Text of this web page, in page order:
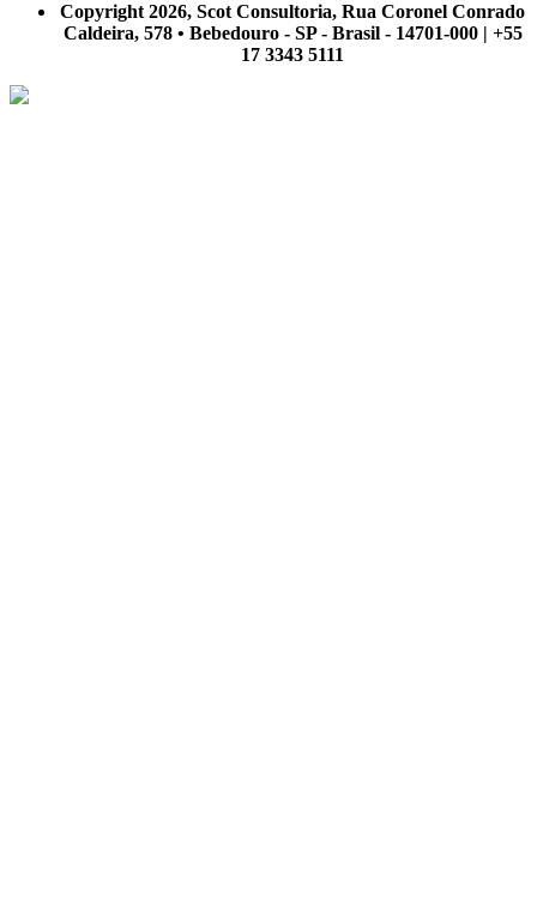
Copyright 2026, Scot Consultoria, Rua Coronel Conrado
Caldeira, 578 • Bebedouro - SP - Brasil - 14701-000 | +55
17 3343 5111